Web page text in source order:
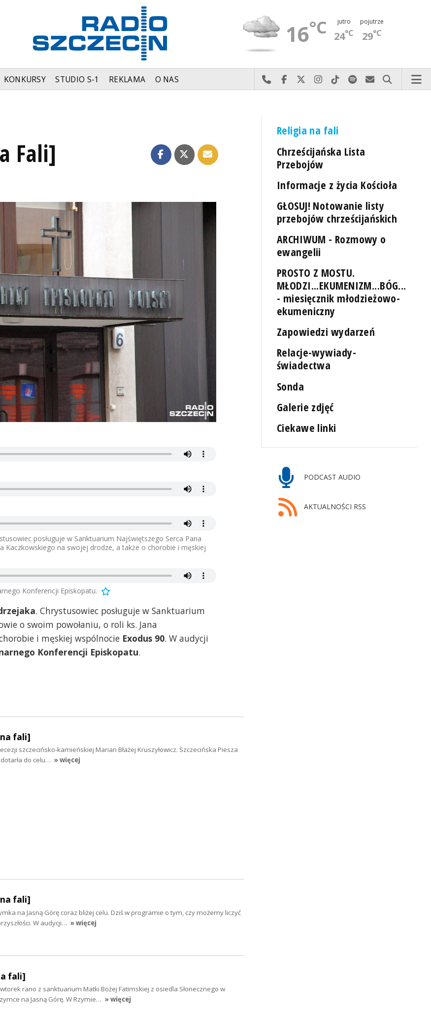
16°C jutro
24°C
pojutrze
29°C
KONKURSY STUDIO S-1 REKLAMA O NAS Najlepiej po prostu do nas zadzwoń
Odwiedź nas na Facebook-u
Odwiedź nas na X
Odwiedź nas na Instagram-ie
Odwiedź nas na TikTok-u
Szukaj nas na Spotify
Wyślij do nas
Szukaj
Fali]
posługuje w Sanktuarium Najświętszego Serca Pana
Kaczkowskiego na swojej drodze, a także o chorobie i męskiej
Konferencji Episkopatu.
. Chrystusowiec posługuje w Sanktuarium
o swoim powołaniu, o roli ks. Jana
i męskiej wspólnocie Exodus 90. W audycji
Konferencji Episkopatu.
Religia na fali
Chrześcijańska Lista
Przebojów
Informacje z życia Kościoła
GŁOSUJ! Notowanie listy
przebojów chrześcijańskich
ARCHIWUM - Rozmowy o
ewangelii
PROSTO Z MOSTU.
MŁODZI...EKUMENIZM...BÓG...
- miesięcznik młodzieżowo-
ekumeniczny
Zapowiedzi wydarzeń
Relacje-wywiady-
świadectwa
Sonda
Galerie zdjęć
Ciekawe linki
PODCAST AUDIO
AKTUALNOŚCI RSS
na fali]
szczecińsko-kamieńskiej Marian Błażej Kruszyłowicz. Szczecińska Piesza
do celu… » więcej
na fali]
na Jasną Górę coraz bliżej celu. Dziś w programie o tym, czy możemy liczyć
W audycji… » więcej
fali]
rano z sanktuarium Matki Bożej Fatimskiej z osiedla Słonecznego w
na Jasną Górę. W Rzymie… » więcej